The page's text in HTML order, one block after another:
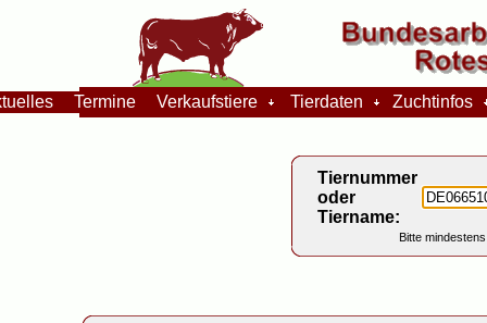
Termine Verkaufstiere Tierdaten Zuchtinfos
Tiernummer
oder
Tiername:
Bitte